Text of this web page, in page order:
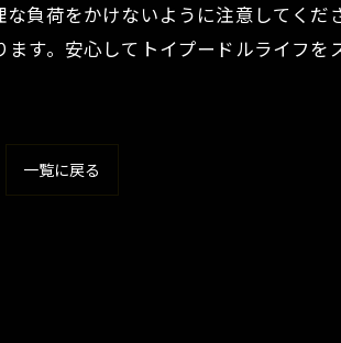
負荷をかけないように注意してく
す。安心してトイプードルライフ
一覧に戻る